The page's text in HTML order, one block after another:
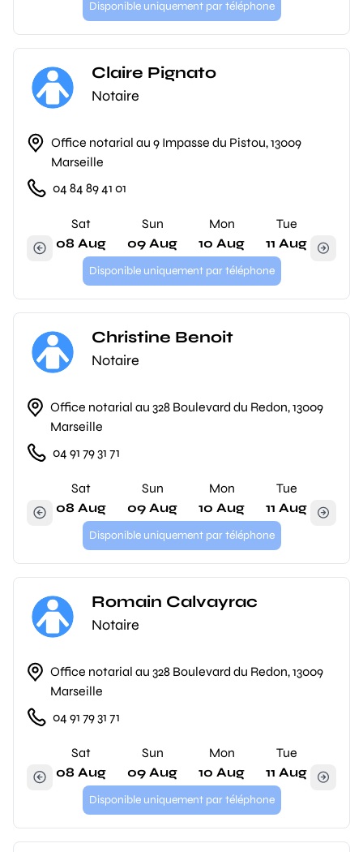
Disponible uniquement par téléphone
Claire Pignato
Notaire
Office notarial au 9 Impasse du Pistou, 13009
Marseille
04 84 89 41 01
Sat
08 Aug
Sun
09 Aug
Mon
10 Aug
Tue
11 Aug
Disponible uniquement par téléphone
Christine Benoit
Notaire
Office notarial au 328 Boulevard du Redon, 13009
Marseille
04 91 79 31 71
Sat
08 Aug
Sun
09 Aug
Mon
10 Aug
Tue
11 Aug
Disponible uniquement par téléphone
Romain Calvayrac
Notaire
Office notarial au 328 Boulevard du Redon, 13009
Marseille
04 91 79 31 71
Sat
08 Aug
Sun
09 Aug
Mon
10 Aug
Tue
11 Aug
Disponible uniquement par téléphone